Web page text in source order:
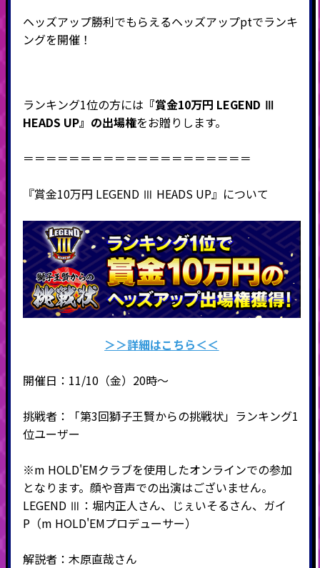
ヘッズアップ勝利でもらえるヘッズアップptでランキ
ングを開催！
ランキング1位の方には 『賞金10万円 LEGEND Ⅲ
HEADS UP』の出場権をお贈りします。
＝＝＝＝＝＝＝＝＝＝＝＝＝＝＝＝＝＝＝＝
『賞金10万円 LEGEND Ⅲ HEADS UP』について
＞＞詳細はこちら＜＜
開催日：11/10（金）20時～
挑戦者：「第3回獅子王賢からの挑戦状」ランキング1
位ユーザー
※m HOLD'EMクラブを使用したオンラインでの参加
となります。顔や音声での出演はございません。
LEGEND Ⅲ：堀内正人さん、じぇいそるさん、ガイ
P（m HOLD'EMプロデューサー）
解説者：木原直哉さん